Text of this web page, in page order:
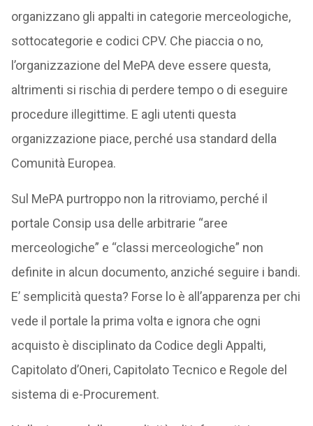
organizzano gli appalti in categorie merceologiche,
sottocategorie e codici CPV. Che piaccia o no,
l’organizzazione del MePA deve essere questa,
altrimenti si rischia di perdere tempo o di eseguire
procedure illegittime. E agli utenti questa
organizzazione piace, perché usa standard della
Comunità Europea.
Sul MePA purtroppo non la ritroviamo, perché il
portale Consip usa delle arbitrarie “aree
merceologiche” e “classi merceologiche” non
definite in alcun documento, anziché seguire i bandi.
E’ semplicità questa? Forse lo è all’apparenza per chi
vede il portale la prima volta e ignora che ogni
acquisto è disciplinato da Codice degli Appalti,
Capitolato d’Oneri, Capitolato Tecnico e Regole del
sistema di e-Procurement.